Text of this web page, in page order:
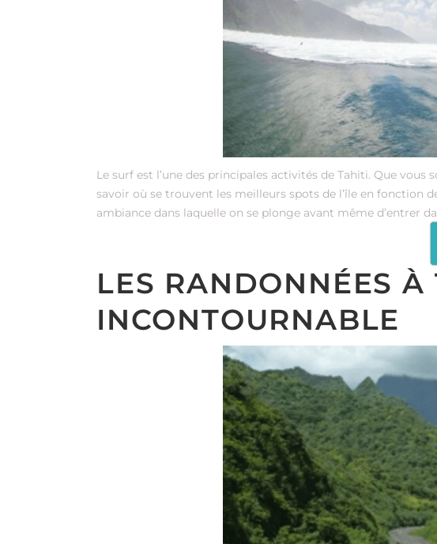
Le surf est l’une des principales activités de Tahiti. Que vous
savoir où se trouvent les meilleurs spots de l’île en fonction
ambiance dans laquelle on se plonge avant même d’entrer
LES RANDONNÉES
INCONTOURNABLE